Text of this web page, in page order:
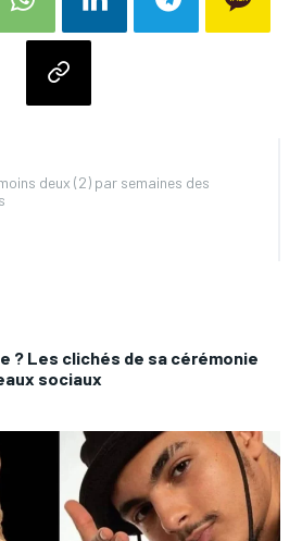
deux (2) par semaines des
? Les clichés de sa cérémonie
sociaux